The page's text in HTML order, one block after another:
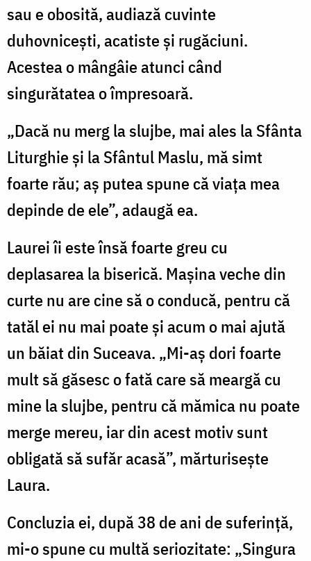
sau e obosită, audiază cuvinte
duhovnicești, acatiste și rugăciuni.
Acestea o mângâie atunci când
singurătatea o împresoară.
„Dacă nu merg la slujbe, mai ales la Sfânta
Liturghie și la Sfântul Maslu, mă simt
foarte rău; aș putea spune că viața mea
depinde de ele”, adaugă ea.
Laurei îi este însă foarte greu cu
deplasarea la biserică. Mașina veche din
curte nu are cine să o conducă, pentru că
tatăl ei nu mai poate și acum o mai ajută
un băiat din Suceava. „Mi-aș dori foarte
mult să găsesc o fată care să meargă cu
mine la slujbe, pentru că mămica nu poate
merge mereu, iar din acest motiv sunt
obligată să sufăr acasă”, mărturisește
Laura.
Concluzia ei, după 38 de ani de suferință,
mi-o spune cu multă seriozitate: „Singura